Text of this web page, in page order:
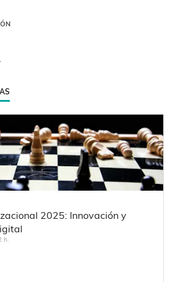
2025: Innovación y
h.